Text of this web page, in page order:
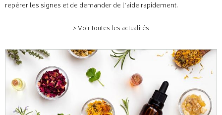
repérer les signes et de demander de l’aide rapidement.
> Voir toutes les actualités